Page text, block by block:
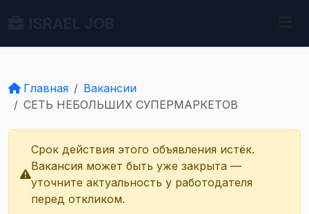
Главная
Вакансии
СЕТЬ НЕБОЛЬШИХ СУПЕРМАРКЕТОВ
Срок действия этого объявления истёк.
Вакансия может быть уже закрыта —
уточните актуальность у работодателя
перед откликом.